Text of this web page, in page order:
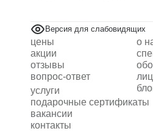
Версия для слабовидящих
цены
акции
отзывы
вопрос-ответ
о
услуги
подарочные сертификаты
вакансии
контакты